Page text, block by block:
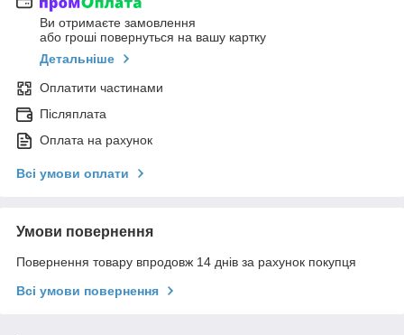
Ви отримаєте замовлення
або гроші повернуться на вашу картку
Детальніше
Оплатити частинами
Післяплата
Оплата на рахунок
Всі умови оплати
Умови повернення
Повернення товару впродовж 14 днів за рахунок покупця
Всі умови повернення